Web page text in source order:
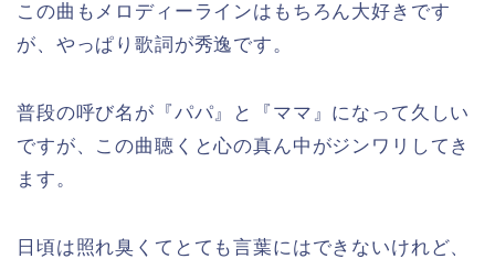
この曲もメロディーラインはもちろん大好きです
が、やっぱり歌詞が秀逸です。
普段の呼び名が『パパ』と『ママ』になって久しい
ですが、この曲聴くと心の真ん中がジンワリしてき
ます。
日頃は照れ臭くてとても言葉にはできないけれど、